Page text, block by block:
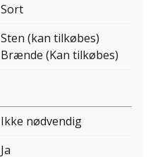
Sort
Sten (kan tilkøbes)
Brænde (Kan tilkøbes)
Ikke nødvendig
Ja